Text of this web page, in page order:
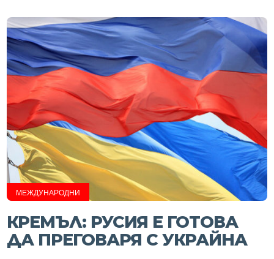
МЕЖДУНАРОДНИ
КРЕМЪЛ: РУСИЯ Е ГОТОВА
ДА ПРЕГОВАРЯ С УКРАЙНА